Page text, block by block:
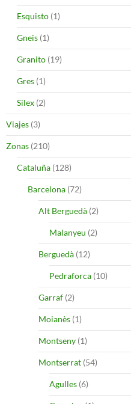
Esquisto (1)
Gneis (1)
Granito (19)
Gres (1)
Silex (2)
Viajes (3)
Zonas (210)
Cataluña (128)
Barcelona (72)
Alt Berguedà (2)
Malanyeu (2)
Berguedà (12)
Pedraforca (10)
Garraf (2)
Moianès (1)
Montseny (1)
Montserrat (54)
Agulles (6)